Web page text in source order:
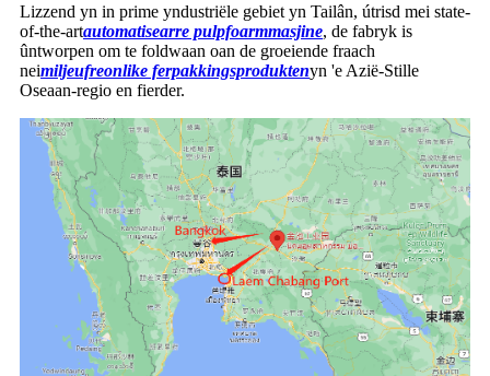
Lizzend yn in prime yndustriële gebiet yn Tailân, útrisd mei state-
of-the-artautomatisearre pulpfoarmmasjine, de fabryk is
ûntworpen om te foldwaan oan de groeiende fraach
neimiljeufreonlike ferpakkingsproduktenyn 'e Azië-Stille
Oseaan-regio en fierder.